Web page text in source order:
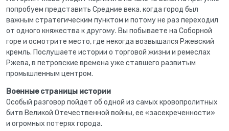
попробуем представить Средние века, когда город был
важным стратегическим пунктом и потому не раз переходил
от одного княжества к другому. Вы побываете на Соборной
горе и осмотрите место, где некогда возвышался Ржевский
кремль. Послушаете истории о торговой жизни и ремеслах
Ржева, в петровские времена уже ставшего развитым
промышленным центром.
Военные страницы истории
Особый разговор пойдет об одной из самых кровопролитных
битв Великой Отечественной войны, ее «засекреченности»
и огромных потерях города.